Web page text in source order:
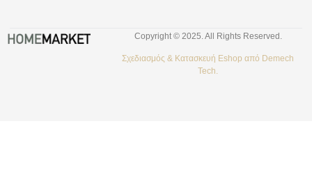
Copyright © 2025. All Rights Reserved.
Σχεδιασμός & Κατασκευή Eshop από Demech
Tech.